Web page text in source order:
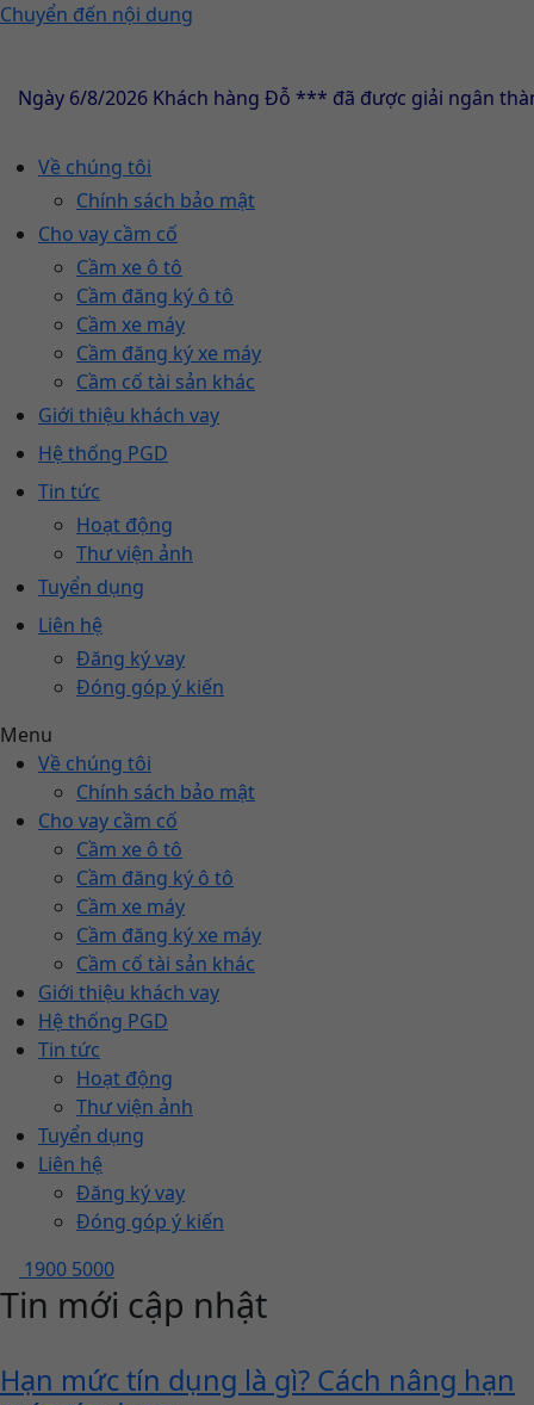
Chuyển đến nội dung
6/8/2026 Khách hàng Đỗ *** đã được giải ngân thành
Về chúng tôi
Chính sách bảo mật
Cho vay cầm cố
Cầm xe ô tô
Cầm đăng ký ô tô
Cầm xe máy
Cầm đăng ký xe máy
Cầm cố tài sản khác
Giới thiệu khách vay
Hệ thống PGD
Tin tức
Hoạt động
Thư viện ảnh
Tuyển dụng
Liên hệ
Đăng ký vay
Đóng góp ý kiến
Menu
Về chúng tôi
Chính sách bảo mật
Cho vay cầm cố
Cầm xe ô tô
Cầm đăng ký ô tô
Cầm xe máy
Cầm đăng ký xe máy
Cầm cố tài sản khác
Giới thiệu khách vay
Hệ thống PGD
Tin tức
Hoạt động
Thư viện ảnh
Tuyển dụng
Liên hệ
Đăng ký vay
Đóng góp ý kiến
1900 5000
Tin mới cập nhật
Hạn mức tín dụng là gì? Cách nâng hạn